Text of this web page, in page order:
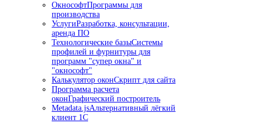
ОкнософтПрограммы для
производства
УслугиРазработка, консультации,
аренда ПО
Технологические базыСистемы
профилей и фурнитуры для
программ "супер окна" и
"окнософт"
Калькулятор оконСкрипт для сайта
Программа расчета
оконГрафический построитель
Metadata.jsАльтернативный лёгкий
клиент 1С